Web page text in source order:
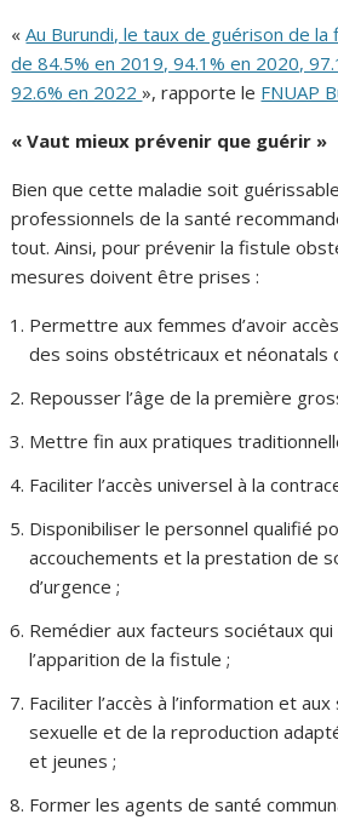
«Au Burundi, le taux de guérison de
de 84.5% en 2019, 94.1% en 2020,
92.6% en 2022», rapporte le FNUAP
« Vaut mieux prévenir que guérir »
Bien que cette maladie soit
professionnels de la santé
tout. Ainsi, pour prévenir la fistule
mesures doivent être prises :
Permettre aux femmes d’avoir
des soins obstétricaux et néonatals
Repousser l’âge de la première
Mettre fin aux pratiques
Faciliter l’accès universel à la
Disponibiliser le personnel qualifié
accouchements et la prestation de
d’urgence ;
Remédier aux facteurs sociétaux
l’apparition de la fistule ;
Faciliter l’accès à l’information et
sexuelle et de la reproduction
et jeunes ;
Former les agents de santé